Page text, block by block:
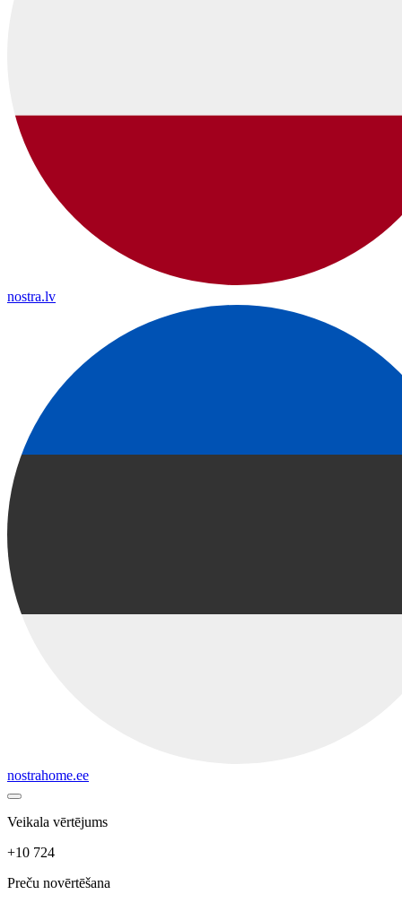
nostra.lv
nostrahome.ee
Veikala vērtējums
+10 724
Preču novērtēšana